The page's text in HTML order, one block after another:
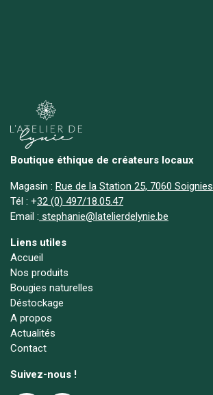
Boutique éthique de créateurs locaux
Magasin : Rue de la Station 25, 7060 Soignies
Tél : +32 (0) 497/18.05.47
Email : stephanie@latelierdelynie.be
Liens utiles
Accueil
Nos produits
Bougies naturelles
Déstockage
A propos
Actualités
Contact
Suivez-nous !